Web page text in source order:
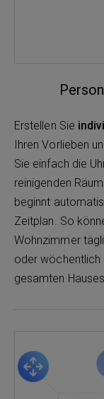
Erstellen Sie
Ihren Vorlieben
Sie einfach die
reinigenden
beginnt
Zeitplan. So
Wohnzimmer
oder wöchentlich
gesamten